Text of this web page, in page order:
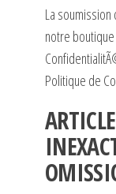
La
notre
Politique de